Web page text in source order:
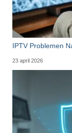
IPTV Problemen
23 april 2026